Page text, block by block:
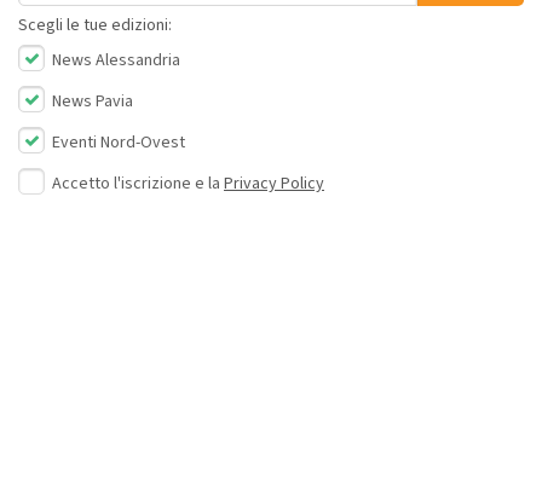
Scegli le tue edizioni:
News Alessandria
News Pavia
Eventi Nord-Ovest
Accetto l'iscrizione e la Privacy Policy